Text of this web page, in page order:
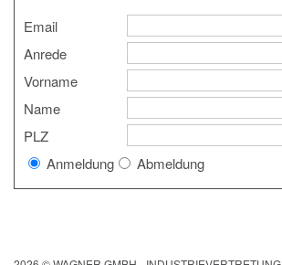
Email
Anrede
Vorname
Name
PLZ
Anmeldung
Abmeldung